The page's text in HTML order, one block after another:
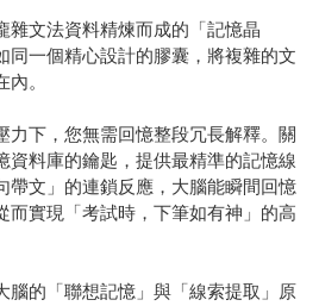
文法資料精煉而成的「記憶晶
同一個精心設計的膠囊，將複雜的文
。
下，您無需回憶整段冗長解釋。關
資料庫的鑰匙，提供最精準的記憶線
帶文」的連鎖反應，大腦能瞬間回憶
而實現「考試時，下筆如有神」的高
的「聯想記憶」與「線索提取」原